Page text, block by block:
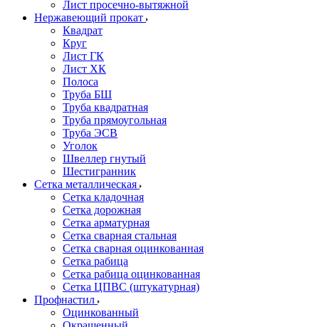
Лист просечно-вытяжной
Нержавеющий прокат
Квадрат
Круг
Лист ГК
Лист ХК
Полоса
Труба БШ
Труба квадратная
Труба прямоугольная
Труба ЭСВ
Уголок
Швеллер гнутый
Шестигранник
Сетка металлическая
Сетка кладочная
Сетка дорожная
Сетка арматурная
Сетка сварная стальная
Сетка сварная оцинкованная
Сетка рабица
Сетка рабица оцинкованная
Сетка ЦПВС (штукатурная)
Профнастил
Оцинкованный